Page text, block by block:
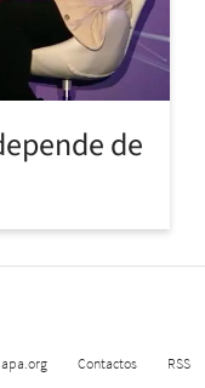
de
Contactos RSS